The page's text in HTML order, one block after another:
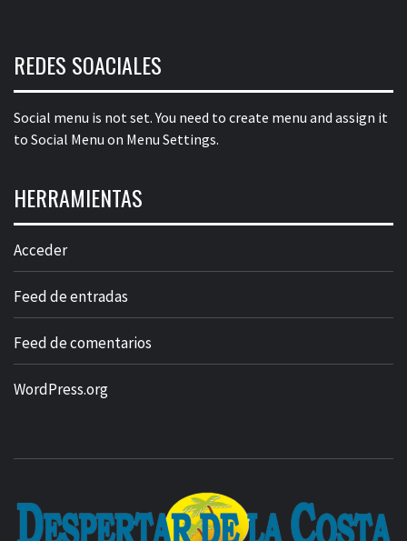
REDES SOACIALES
Social menu is not set. You need to create menu and assign it
to Social Menu on Menu Settings.
HERRAMIENTAS
Acceder
Feed de entradas
Feed de comentarios
WordPress.org